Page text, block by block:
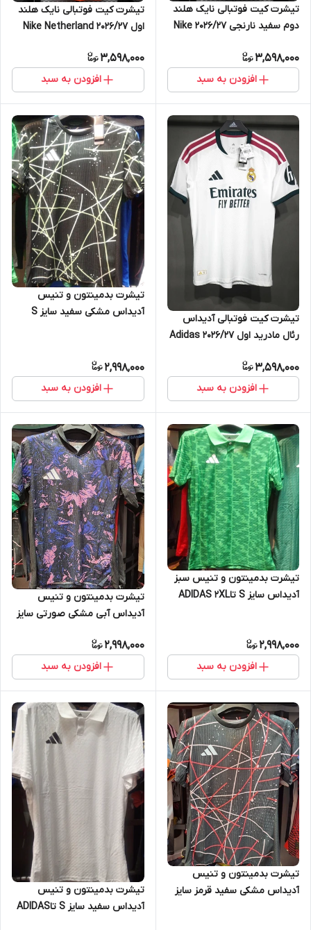
تیشرت کیت فوتبالی نایک هلند
دوم سفید نارنجی ۲۰۲۶/۲۷ Nike
3,598,000
افزودن به سبد
تیشرت کیت فوتبالی نایک هلند
اول ۲۰۲۶/۲۷ Nike Netherland
3,598,000
افزودن به سبد
تیشرت کیت فوتبالی آدیداس
رئال مادرید اول ۲۰۲۶/۲۷ Adidas
3,598,000
افزودن به سبد
تیشرت بدمینتون و تنیس
آدیداس مشکی سفید سایز S
2,998,000
افزودن به سبد
تیشرت بدمینتون و تنیس سبز
آدیداس سایز S تاADIDAS 2XL
2,998,000
افزودن به سبد
تیشرت بدمینتون و تنیس
آدیداس آبی مشکی صورتی سایز
2,998,000
افزودن به سبد
تیشرت بدمینتون و تنیس
آدیداس مشکی سفید قرمز سایز
تیشرت بدمینتون و تنیس
آدیداس سفید سایز S تاADIDAS